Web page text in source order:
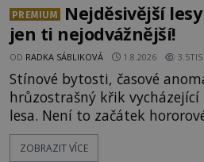
PREMIUM
Nejděsivější
jen ti nejodvážnější!
OD RADKA SÁBLIKOVÁ 1.8.2026 3.5TIS
Stínové bytosti, časové
hrůzostrašný křik
lesa. Není to začátek
události, které popisují
označovány jako nejděsivější na
ZOBRAZIT VÍCE